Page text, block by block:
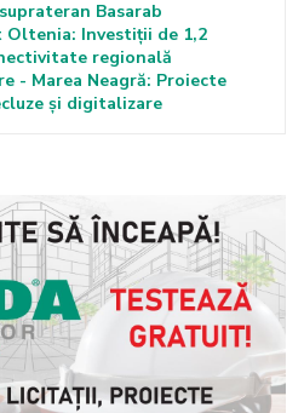
Basarab
Oltenia: Investiții de 1,2
regională
- Marea Neagră: Proiecte
și digitalizare